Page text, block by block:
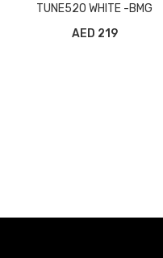
TUNE520 WHITE -BMG
219 AED